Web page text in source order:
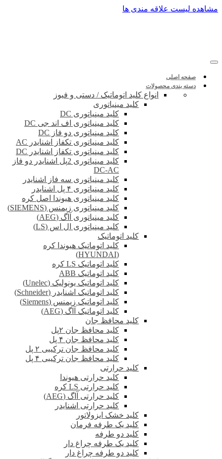
پرش
مشاهده لیست علاقه مندی ها
صفحه اصلی
دسته بندی محصولات
انواع کلید اتوماتیک / دستی و فیوز
کلید مینیاتوری
کلید مینیاتوری DC
کلید مینیاتوری اف اند جی DC
کلید مینیاتوری دو فاز DC
کلید مینیاتوری تکفاز اشنایدر AC
کلید مینیاتوری تکفاز اشنایدر DC
کلید مینیاتوری 2پل اشنایدر دو فاز
DC-AC
کلید مینیاتوری سه فاز اشنایدر
کلید مینیاتوری ۴ پل اشنایدر
کلید مینیاتوری هیوندا اصل کره
کلید مینیاتوری زیمنس (SIEMENS)
کلید مینیاتوری آاگ (AEG)
کلید مینیاتوری ال اس (LS)
کلید اتوماتیک
کلید اتوماتیک هیوندا کره
(HYUNDAI)
کلید اتوماتیک LS کره
کلید اتوماتیک ABB
کلید اتوماتیک یونولیک (Unelec)
کلید اتوماتیک اشنایدر (Schneider)
کلید اتوماتیک زیمنس (Siemens)
کلید اتوماتیک آاگ (AEG)
کلید محافظ جان
کلید محافظ جان ۲پل
کلید محافظ جان ۴ پل
کلید محافظ جان ترکیبی ۲ پل
کلید محافظ جان ترکیبی ۴ پل
کلید حرارتی
کلید حرارتی هیوندا
کلید حرارتی LS کره
کلید حرارتی آاگ (AEG)
کلید حرارتی اشنایدر
کلید خشک ایزولاتور
کلید یک طرفه فرمان
کلید دو طرفه
کلید یک طرفه چراغ دار
کلید دو طرفه چراغ دار